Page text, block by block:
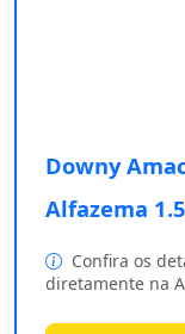
Downy
Alfazema
Confira os
diretamente na